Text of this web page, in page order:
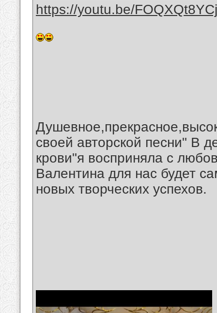
https://youtu.be/
своей авторской песни" В
крови"я восприняла с
Валентина для нас будет
новых творческих успехов.